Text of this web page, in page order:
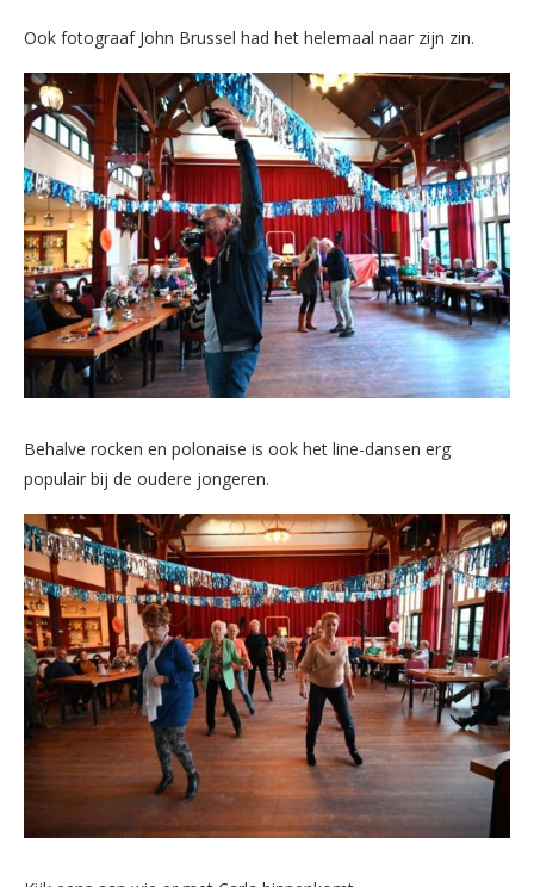
Ook fotograaf John Brussel had het helemaal naar zijn zin.
Behalve rocken en polonaise is ook het line-dansen erg
populair bij de oudere jongeren.